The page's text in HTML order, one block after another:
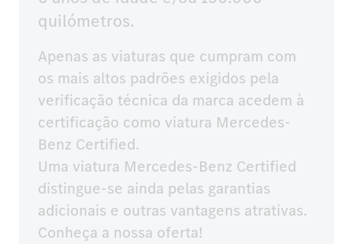
quilómetros.
Apenas as viaturas que cumpram com
os mais altos padrões exigidos pela
verificação técnica da marca acedem à
certificação como viatura Mercedes-
Benz Certified.
Uma viatura Mercedes-Benz Certified
distingue-se ainda pelas garantias
adicionais e outras vantagens atrativas.
Conheça a nossa oferta!